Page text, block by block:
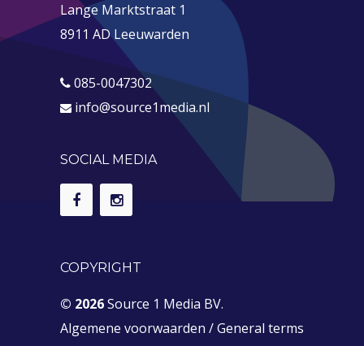
Lange Marktstraat 1
8911 AD Leeuwarden
085-0047302
info@source1media.nl
SOCIAL MEDIA
COPYRIGHT
© 2026Source 1 Media BV.
Algemene voorwaarden /General terms